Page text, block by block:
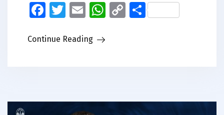
Facebook
Twitter
EmailWhatsApp
CopyShare
Continue Reading